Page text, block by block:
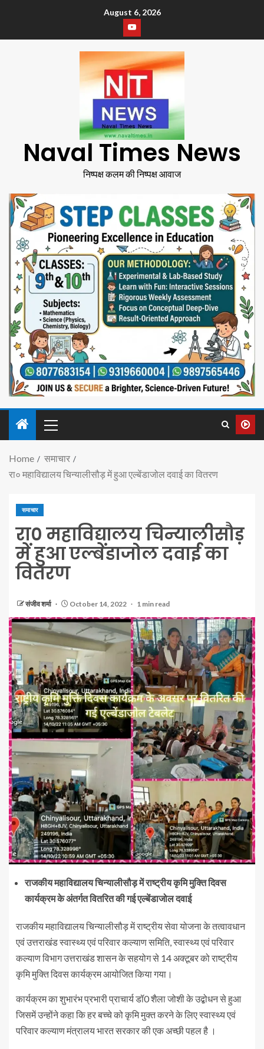
August 6, 2026
Naval Times News
निष्पक्ष कलम की निष्पक्ष आवाज
Home
समाचार
रा० महाविद्यालय चिन्यालीसौड़ में हुआ एल्बेंडाजोल दवाई का वितरण
समाचार
रा० महाविद्यालय चिन्यालीसौड़
में हुआ एल्बेंडाजोल दवाई का
वितरण
संजीव शर्मा October 14, 2022 1 min read
राजकीय महाविद्यालय चिन्यालीसौड़ में राष्ट्रीय कृमि मुक्ति दिवस
कार्यक्रम के अंतर्गत वितरित की गई एल्बेंडाजोल दवाई
राजकीय महाविद्यालय चिन्यालीसौड़ में राष्ट्रीय सेवा योजना के तत्वावधान
एवं उत्तराखंड स्वास्थ्य एवं परिवार कल्याण समिति, स्वास्थ्य एवं परिवार
कल्याण विभाग उत्तराखंड शासन के सहयोग से 14 अक्टूबर को राष्ट्रीय
कृमि मुक्ति दिवस कार्यक्रम आयोजित किया गया।
कार्यक्रम का शुभारंभ प्रभारी प्राचार्य डॉ0 शैला जोशी के उद्बोधन से हुआ
जिसमें उन्होंने कहा कि हर बच्चे को कृमि मुक्त करने के लिए स्वास्थ्य एवं
परिवार कल्याण मंत्रालय भारत सरकार की एक अच्छी पहल है ।